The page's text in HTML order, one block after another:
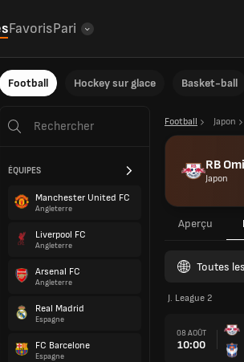
FavorisPari
Football Hockey sur glace Basket-ball
ÉQUIPES
Manchester United FC
Angleterre
Liverpool FC
Angleterre
Arsenal FC
Angleterre
Real Madrid
Espagne
FC Barcelone
Espagne
Football Japon
RB
Japon
Aperçu
Toutes
J. League 2
08 AOÛT
10:00